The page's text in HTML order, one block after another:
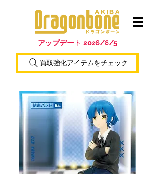
アップデート 2026/8/5
買取強化アイテムをチェック